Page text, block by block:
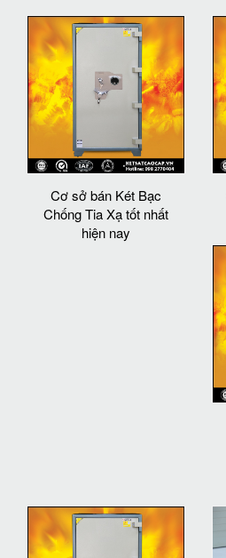
Cơ sở bán Két Bạc
Chống Tia Xạ tốt nhất
hiện nay